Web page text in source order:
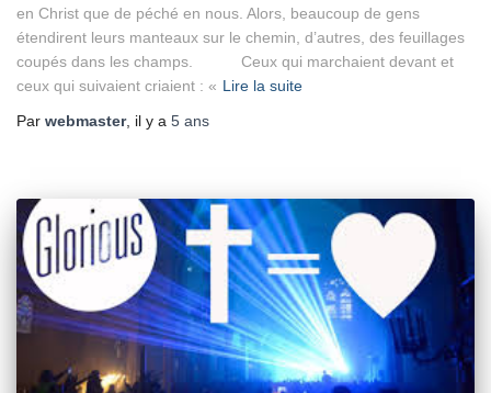
en Christ que de péché en nous. Alors, beaucoup de gens
étendirent leurs manteaux sur le chemin, d’autres, des feuillages
coupés dans les champs. Ceux qui marchaient devant et
ceux qui suivaient criaient : « Lire la suite
Par webmaster, il y a 5 ans